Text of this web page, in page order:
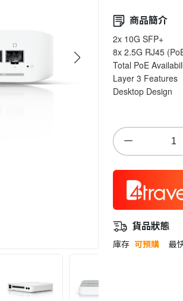
商品簡介
2x 10G SFP+
8x 2.5G RJ45
Total PoE
Layer 3 Features
Desktop Design
貨品狀態
庫存 可預購 最